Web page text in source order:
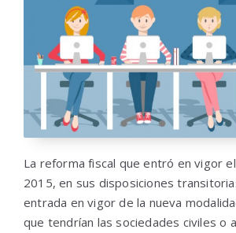
La reforma fiscal que entró en vigor
2015, en sus disposiciones
entrada en vigor de la nueva
que tendrían las sociedades civiles o